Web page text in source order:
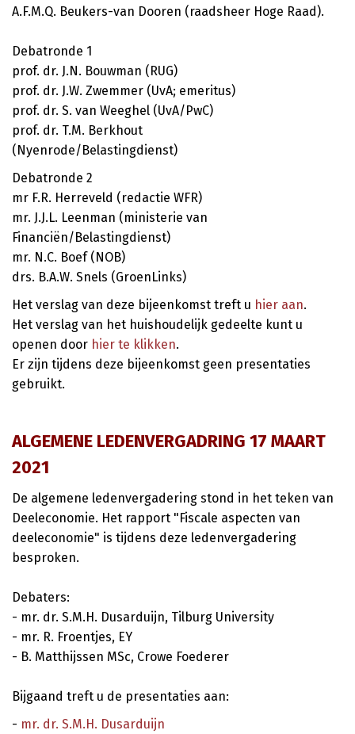
A.F.M.Q. Beukers-van Dooren (raadsheer Hoge Raad).
Debatronde 1
prof. dr. J.N. Bouwman (RUG)
prof. dr. J.W. Zwemmer (UvA; emeritus)
prof. dr. S. van Weeghel (UvA/PwC)
prof. dr. T.M. Berkhout
(Nyenrode/Belastingdienst)
Debatronde 2
mr F.R. Herreveld (redactie WFR)
mr. J.J.L. Leenman (ministerie van
Financiën/Belastingdienst)
mr. N.C. Boef (NOB)
drs. B.A.W. Snels (GroenLinks)
Het verslag van deze bijeenkomst treft u hier aan.
Het verslag van het huishoudelijk gedeelte kunt u
openen door hier te klikken.
Er zijn tijdens deze bijeenkomst geen presentaties
gebruikt.
ALGEMENE LEDENVERGADRING 17 MAART
2021
De algemene ledenvergadering stond in het teken van
Deeleconomie. Het rapport "Fiscale aspecten van
deeleconomie" is tijdens deze ledenvergadering
besproken.
Debaters:
- mr. dr. S.M.H. Dusarduijn, Tilburg University
- mr. R. Froentjes, EY
- B. Matthijssen MSc, Crowe Foederer
Bijgaand treft u de presentaties aan:
- mr. dr. S.M.H. Dusarduijn